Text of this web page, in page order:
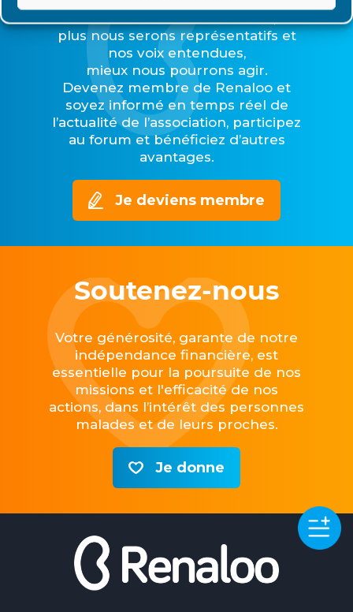
plus nous serons représentatifs et
nos voix entendues,
mieux nous pourrons agir.
Devenez membre de Renaloo et
soyez informé en temps réel de
l’actualité de l’association, participez
au forum et bénéficiez d’autres
avantages.
Je deviens membre
Soutenez-nous
Votre générosité, garante de notre
indépendance financière, est
essentielle pour la poursuite de nos
missions et l'efficacité de nos
actions, dans l’intérêt des personnes
malades et de leurs proches.
Je donne